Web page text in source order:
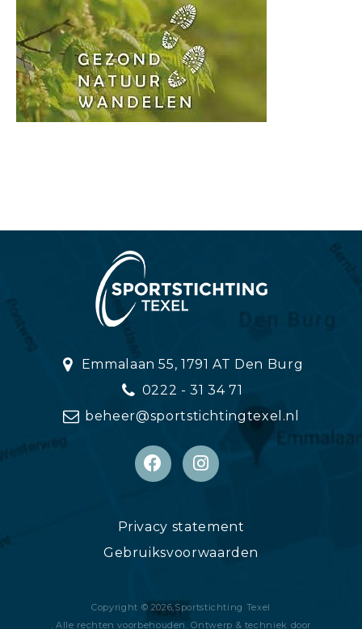
Emmalaan 55, 1791 AT Den Burg
0222 - 31 34 71
beheer@sportstichtingtexel.nl
Privacy statement
Gebruiksvoorwaarden
Copyright © 2026, Sportstichting Texel
. Alle rechten voorbehouden. Ontwerp & techniek door